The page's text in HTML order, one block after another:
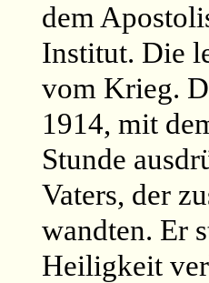
dem
Institut. Die
vom Krieg.
1914, mit
Stunde
Vaters, der
wandten. Er
Heiligkeit